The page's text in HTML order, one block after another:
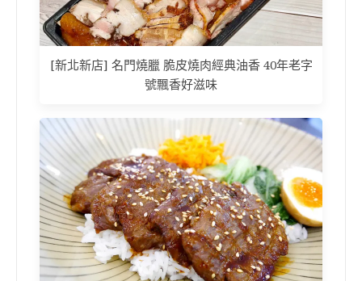
[新北新店] 名門燒臘 脆皮燒肉經典油香 40年老字
號飄香好滋味